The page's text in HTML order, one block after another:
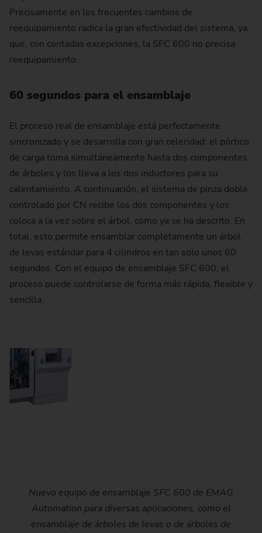
Precisamente en los frecuentes cambios de
reequipamiento radica la gran efectividad del sistema, ya
que, con contadas excepciones, la SFC 600 no precisa
reequipamiento.
60 segundos para el ensamblaje
El proceso real de ensamblaje está perfectamente
sincronizado y se desarrolla con gran celeridad: el pórtico
de carga toma simultáneamente hasta dos componentes
de árboles y los lleva a los dos inductores para su
calentamiento. A continuación, el sistema de pinza doble
controlado por CN recibe los dos componentes y los
coloca a la vez sobre el árbol, como ya se ha descrito. En
total, esto permite ensamblar completamente un árbol
de levas estándar para 4 cilindros en tan solo unos 60
segundos. Con el equipo de ensamblaje SFC 600, el
proceso puede controlarse de forma más rápida, flexible y
sencilla.
Nuevo equipo de ensamblaje SFC 600 de EMAG
Automation para diversas aplicaciones, como el
ensamblaje de árboles de levas o de árboles de
El flexible diseño del equipo de ensamblaje permite el
empleo de la SFC 600 en los más diversos escenarios de
producción, desde la carga manual hasta la utilización en
En la SFC 600 de EMAG se emplea un potente generador
por inducción eldec. Con su diseño compacto y la variedad
de posibilidades de control (opcional: interfaz Profi bus /